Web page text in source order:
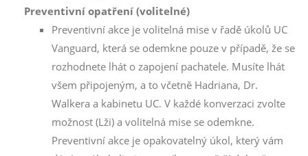
Preventivní opatření (volitelné)
Preventivní akce je volitelná mise v řadě úkolů UC
Vanguard, která se odemkne pouze v případě, že se
rozhodnete lhát o zapojení pachatele. Musíte lhát
všem připojeným, a to včetně Hadriana, Dr.
Walkera a kabinetu UC. V každé konverzaci zvolte
možnost (Lži) a volitelná mise se odemkne.
Preventivní akce je opakovatelný úkol, který vám